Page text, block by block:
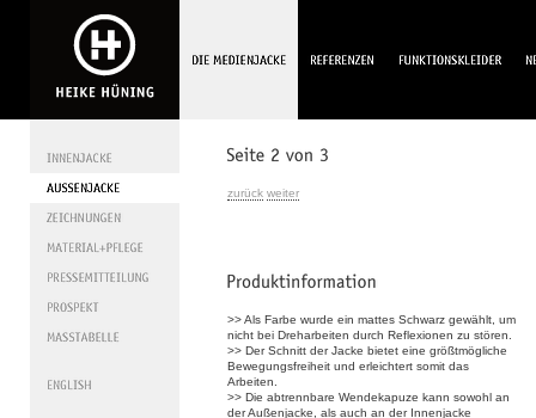
zurück weiter
>> Als Farbe wurde ein mattes Schwarz gewählt, um
nicht bei Dreharbeiten durch Reflexionen zu stören.
>> Der Schnitt der Jacke bietet eine größtmögliche
Bewegungsfreiheit und erleichtert somit das
Arbeiten.
>> Die abtrennbare Wendekapuze kann sowohl an
der Außenjacke, als auch an der Innenjacke